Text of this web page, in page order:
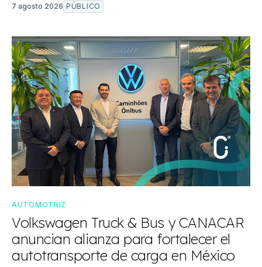
7 agosto 2026 PÚBLICO
AUTOMOTRIZ
Volkswagen Truck & Bus y CANACAR
anuncian alianza para fortalecer el
autotransporte de carga en México